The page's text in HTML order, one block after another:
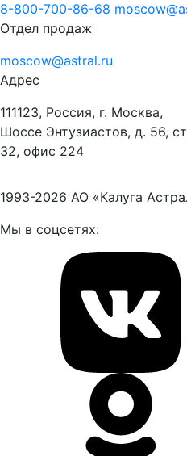
8-800-700-86-68
Отдел продаж
moscow@astral.ru
Адрес
111123, Россия, г. Москва,
Шоссе Энтузиастов, д. 56,
32, офис 224
1993-2026 АО «Калуга
Мы в соцсетях: